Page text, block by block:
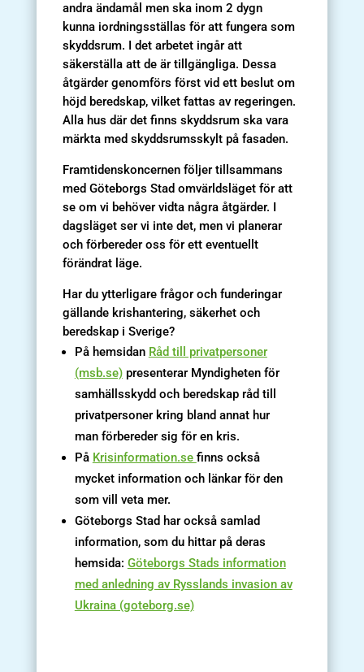
andra ändamål men ska inom 2 dygn
kunna iordningsställas för att fungera som
skyddsrum. I det arbetet ingår att
säkerställa att de är tillgängliga. Dessa
åtgärder genomförs först vid ett beslut om
höjd beredskap, vilket fattas av regeringen.
Alla hus där det finns skyddsrum ska vara
märkta med skyddsrumsskylt på fasaden.
Framtidenskoncernen följer tillsammans
med Göteborgs Stad omvärldsläget för att
se om vi behöver vidta några åtgärder. I
dagsläget ser vi inte det, men vi planerar
och förbereder oss för ett eventuellt
förändrat läge.
Har du ytterligare frågor och funderingar
gällande krishantering, säkerhet och
beredskap i Sverige?
På hemsidan Råd till privatpersoner
(msb.se)presenterar Myndigheten för
samhällsskydd och beredskap råd till
privatpersoner kring bland annat hur
man förbereder sig för en kris.
På Krisinformation.se finns också
mycket information och länkar för den
som vill veta mer.
Göteborgs Stad har också samlad
information, som du hittar på deras
hemsida: Göteborgs Stads information
med anledning av Rysslands invasion av
Ukraina (goteborg.se)